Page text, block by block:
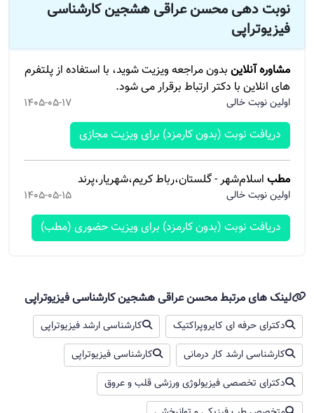
نوبت دهی محسن عراقی هشجین کارشناسی
فیزیوتراپی
مشاوره آنلاین بدون مراجعه ویزیت شوید، با استفاده از پلتفرم
های انلاین با دکتر ارتباط برقرار می شود.
اولین نوبت خالی 1405-05-17
دریافت نوبت (بدون کارمزد) برای ویزیت مجازی
مطب اسلام‌شهر - گلستان،رباط کریم،شهریار،پرند
اولین نوبت خالی 1405-05-15
دریافت نوبت (بدون کارمزد) برای ویزیت حضوری (مطب)
لینک های مرتبط محسن عراقی هشجین کارشناسی فیزیوتراپی
دکترای حرفه ای کایروپراکتیک
کارشناسی ارشد فیزیوتراپی
کارشناسی ارشد کار درمانی
کارشناسی فیزیوتراپی
دکترای تخصصی فیزیولوژی ورزشی قلب و عروق